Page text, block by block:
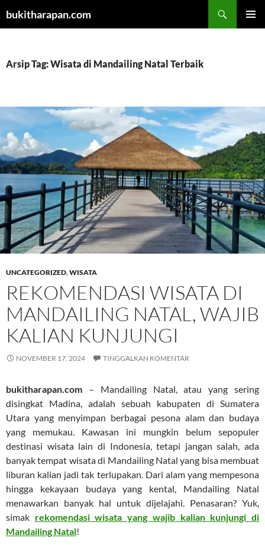
bukitharapan.com
Arsip Tag: Wisata di Mandailing Natal Terbaik
UNCATEGORIZED,WISATA
REKOMENDASI WISATA DI
MANDAILING NATAL, WAJIB
KALIAN KUNJUNGI
NOVEMBER 17, 2024 TINGGALKAN KOMENTAR
bukitharapan.com – Mandailing Natal, atau yang sering
disingkat Madina, adalah sebuah kabupaten di Sumatera
Utara yang menyimpan berbagai pesona alam dan budaya
yang memukau. Kawasan ini mungkin belum sepopuler
destinasi wisata lain di Indonesia, tetapi jangan salah, ada
banyak tempat wisata di Mandailing Natal yang bisa membuat
liburan kalian jadi tak terlupakan. Dari alam yang mempesona
hingga kekayaan budaya yang kental, Mandailing Natal
menawarkan banyak hal untuk dijelajahi. Penasaran? Yuk,
simak rekomendasi wisata yang wajib kalian kunjungi di
Mandailing Natal!